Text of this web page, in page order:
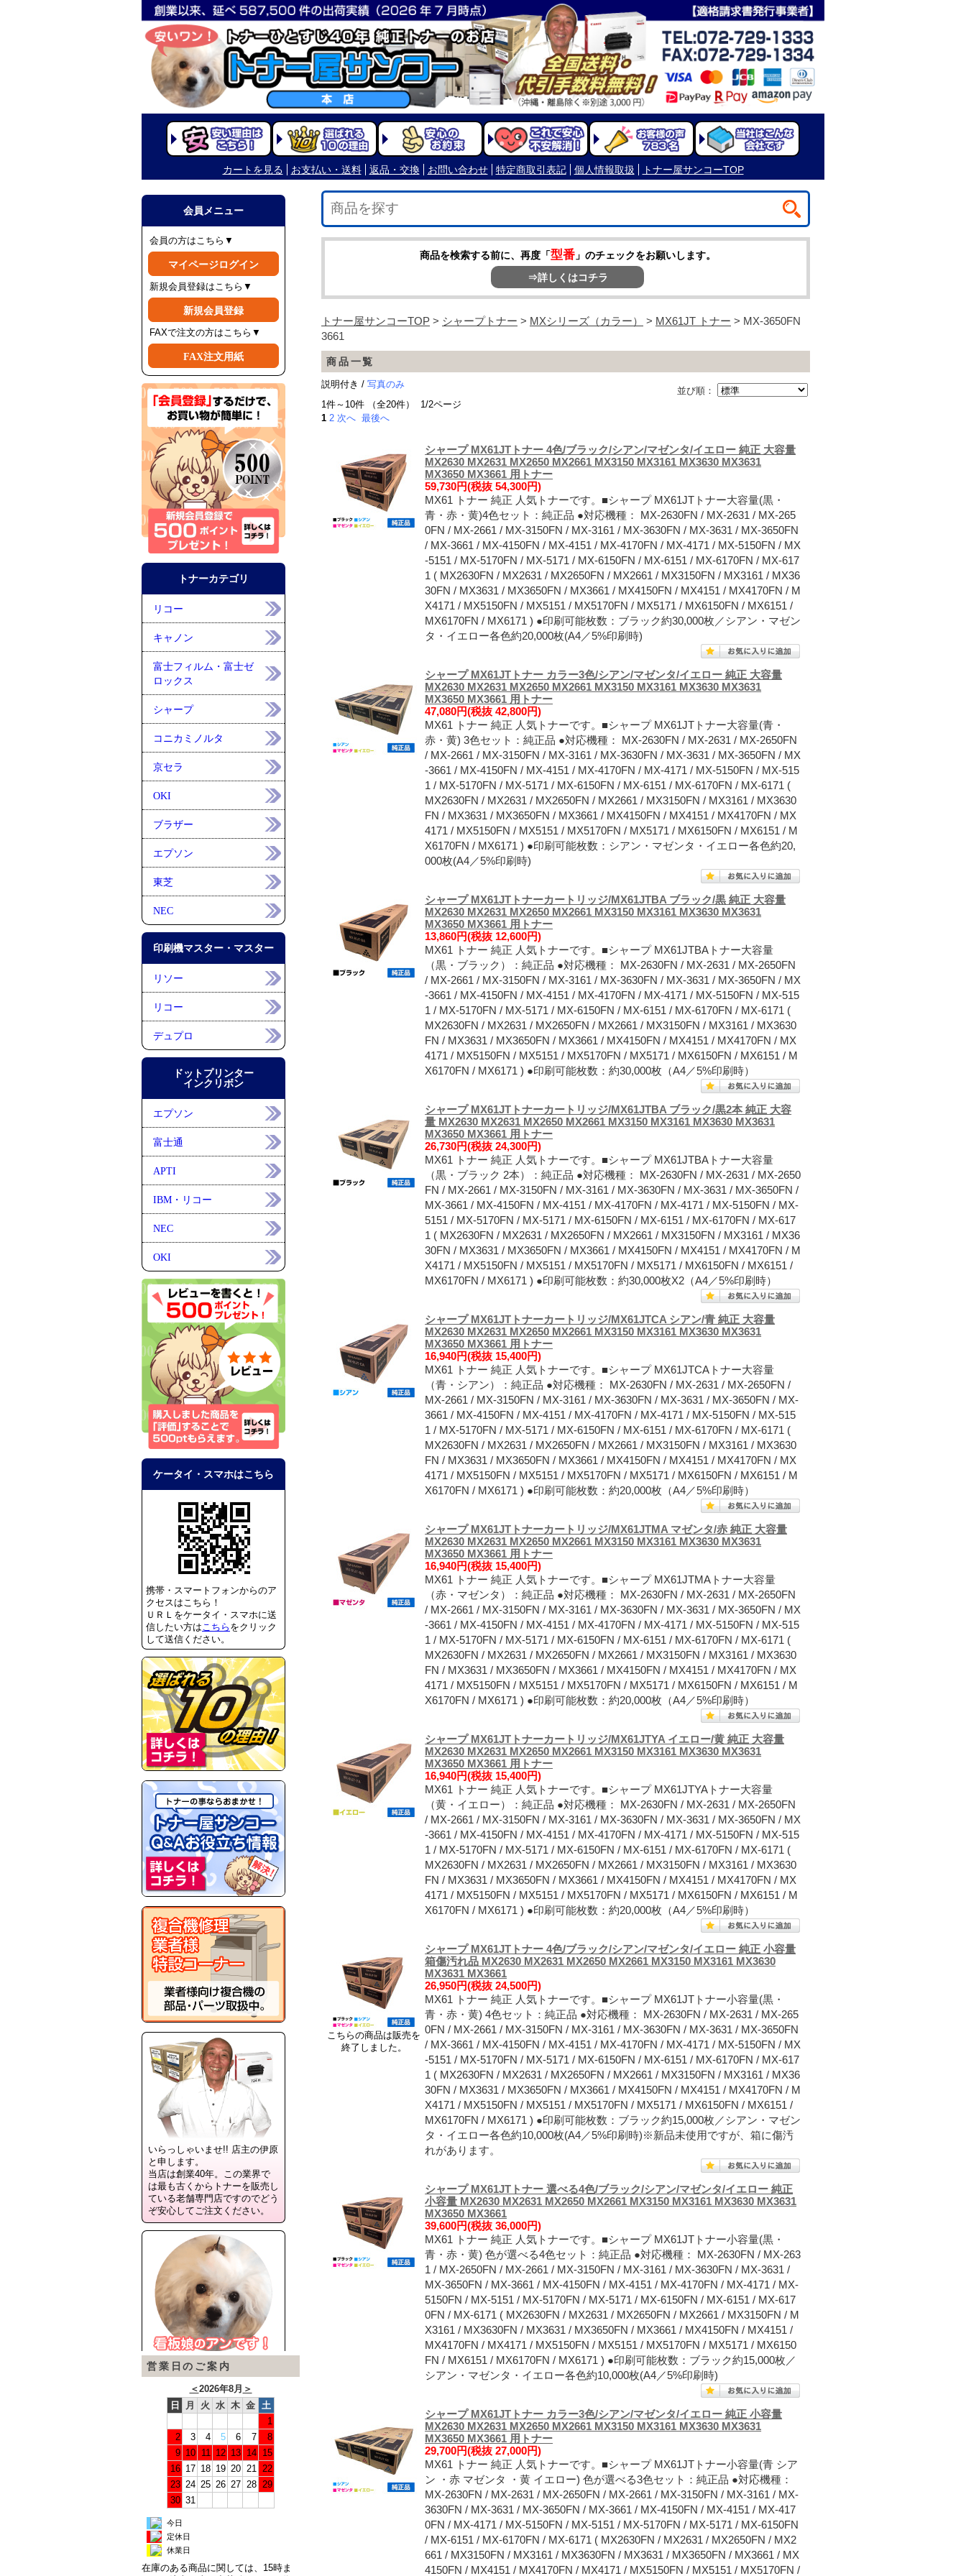
営業日のご案内
＜2026年8月 ＞
日
月 火 水 木 金 土
1
2
3 4 5 6 7
8
9 10 11 12 13 14 15
16 17 18 19 20 21 22
23 24 25 26 27 28 29
30 31
今日
定休日
休業日
在庫のある商品に関しては、15時ま
商品を検索する前に、再度「型番」のチェックをお願いします。
⇒詳しくはコチラ
トナー屋サンコーTOP > シャープトナー > MXシリーズ（カラー） > MX61JT トナー > MX-3650FN
3661
商品一覧
並び順：
説明付き / 写真のみ
1件～10件 （全20件） 1/2ページ
1 2 次へ 最後へ
シャープ MX61JTトナー 4色/ブラック/シアン/マゼンタ/イエロー 純正 大容量
MX2630 MX2631 MX2650 MX2661 MX3150 MX3161 MX3630 MX3631
MX3650 MX3661 用トナー
59,730円(税抜 54,300円)
MX61 トナー 純正 人気トナーです。■シャープ MX61JTトナー大容量(黒・
青・赤・黄)4色セット：純正品 ●対応機種： MX-2630FN / MX-2631 / MX-265
0FN / MX-2661 / MX-3150FN / MX-3161 / MX-3630FN / MX-3631 / MX-3650FN
/ MX-3661 / MX-4150FN / MX-4151 / MX-4170FN / MX-4171 / MX-5150FN / MX
-5151 / MX-5170FN / MX-5171 / MX-6150FN / MX-6151 / MX-6170FN / MX-617
1 ( MX2630FN / MX2631 / MX2650FN / MX2661 / MX3150FN / MX3161 / MX36
30FN / MX3631 / MX3650FN / MX3661 / MX4150FN / MX4151 / MX4170FN / M
X4171 / MX5150FN / MX5151 / MX5170FN / MX5171 / MX6150FN / MX6151 /
MX6170FN / MX6171 ) ●印刷可能枚数：ブラック約30,000枚／シアン・マゼン
タ・イエロー各色約20,000枚(A4／5%印刷時)
シャープ MX61JTトナー カラー3色/シアン/マゼンタ/イエロー 純正 大容量
MX2630 MX2631 MX2650 MX2661 MX3150 MX3161 MX3630 MX3631
MX3650 MX3661 用トナー
47,080円(税抜 42,800円)
MX61 トナー 純正 人気トナーです。■シャープ MX61JTトナー大容量(青・
赤・黄) 3色セット：純正品 ●対応機種： MX-2630FN / MX-2631 / MX-2650FN
/ MX-2661 / MX-3150FN / MX-3161 / MX-3630FN / MX-3631 / MX-3650FN / MX
-3661 / MX-4150FN / MX-4151 / MX-4170FN / MX-4171 / MX-5150FN / MX-515
1 / MX-5170FN / MX-5171 / MX-6150FN / MX-6151 / MX-6170FN / MX-6171 (
MX2630FN / MX2631 / MX2650FN / MX2661 / MX3150FN / MX3161 / MX3630
FN / MX3631 / MX3650FN / MX3661 / MX4150FN / MX4151 / MX4170FN / MX
4171 / MX5150FN / MX5151 / MX5170FN / MX5171 / MX6150FN / MX6151 / M
X6170FN / MX6171 ) ●印刷可能枚数：シアン・マゼンタ・イエロー各色約20,
000枚(A4／5%印刷時)
シャープ MX61JTトナーカートリッジ/MX61JTBA ブラック/黒 純正 大容量
MX2630 MX2631 MX2650 MX2661 MX3150 MX3161 MX3630 MX3631
MX3650 MX3661 用トナー
13,860円(税抜 12,600円)
MX61 トナー 純正 人気トナーです。■シャープ MX61JTBAトナー大容量
（黒・ブラック）：純正品 ●対応機種： MX-2630FN / MX-2631 / MX-2650FN
/ MX-2661 / MX-3150FN / MX-3161 / MX-3630FN / MX-3631 / MX-3650FN / MX
-3661 / MX-4150FN / MX-4151 / MX-4170FN / MX-4171 / MX-5150FN / MX-515
1 / MX-5170FN / MX-5171 / MX-6150FN / MX-6151 / MX-6170FN / MX-6171 (
MX2630FN / MX2631 / MX2650FN / MX2661 / MX3150FN / MX3161 / MX3630
FN / MX3631 / MX3650FN / MX3661 / MX4150FN / MX4151 / MX4170FN / MX
4171 / MX5150FN / MX5151 / MX5170FN / MX5171 / MX6150FN / MX6151 / M
X6170FN / MX6171 ) ●印刷可能枚数：約30,000枚（A4／5%印刷時）
シャープ MX61JTトナーカートリッジ/MX61JTBA ブラック/黒2本 純正 大容
量 MX2630 MX2631 MX2650 MX2661 MX3150 MX3161 MX3630 MX3631
MX3650 MX3661 用トナー
26,730円(税抜 24,300円)
MX61 トナー 純正 人気トナーです。■シャープ MX61JTBAトナー大容量
（黒・ブラック 2本）：純正品 ●対応機種： MX-2630FN / MX-2631 / MX-2650
FN / MX-2661 / MX-3150FN / MX-3161 / MX-3630FN / MX-3631 / MX-3650FN /
MX-3661 / MX-4150FN / MX-4151 / MX-4170FN / MX-4171 / MX-5150FN / MX-
5151 / MX-5170FN / MX-5171 / MX-6150FN / MX-6151 / MX-6170FN / MX-617
1 ( MX2630FN / MX2631 / MX2650FN / MX2661 / MX3150FN / MX3161 / MX36
30FN / MX3631 / MX3650FN / MX3661 / MX4150FN / MX4151 / MX4170FN / M
X4171 / MX5150FN / MX5151 / MX5170FN / MX5171 / MX6150FN / MX6151 /
MX6170FN / MX6171 ) ●印刷可能枚数：約30,000枚X2（A4／5%印刷時）
シャープ MX61JTトナーカートリッジ/MX61JTCA シアン/青 純正 大容量
MX2630 MX2631 MX2650 MX2661 MX3150 MX3161 MX3630 MX3631
MX3650 MX3661 用トナー
16,940円(税抜 15,400円)
MX61 トナー 純正 人気トナーです。■シャープ MX61JTCAトナー大容量
（青・シアン）：純正品 ●対応機種： MX-2630FN / MX-2631 / MX-2650FN /
MX-2661 / MX-3150FN / MX-3161 / MX-3630FN / MX-3631 / MX-3650FN / MX-
3661 / MX-4150FN / MX-4151 / MX-4170FN / MX-4171 / MX-5150FN / MX-515
1 / MX-5170FN / MX-5171 / MX-6150FN / MX-6151 / MX-6170FN / MX-6171 (
MX2630FN / MX2631 / MX2650FN / MX2661 / MX3150FN / MX3161 / MX3630
FN / MX3631 / MX3650FN / MX3661 / MX4150FN / MX4151 / MX4170FN / MX
4171 / MX5150FN / MX5151 / MX5170FN / MX5171 / MX6150FN / MX6151 / M
X6170FN / MX6171 ) ●印刷可能枚数：約20,000枚（A4／5%印刷時）
シャープ MX61JTトナーカートリッジ/MX61JTMA マゼンタ/赤 純正 大容量
MX2630 MX2631 MX2650 MX2661 MX3150 MX3161 MX3630 MX3631
MX3650 MX3661 用トナー
16,940円(税抜 15,400円)
MX61 トナー 純正 人気トナーです。■シャープ MX61JTMAトナー大容量
（赤・マゼンタ）：純正品 ●対応機種： MX-2630FN / MX-2631 / MX-2650FN
/ MX-2661 / MX-3150FN / MX-3161 / MX-3630FN / MX-3631 / MX-3650FN / MX
-3661 / MX-4150FN / MX-4151 / MX-4170FN / MX-4171 / MX-5150FN / MX-515
1 / MX-5170FN / MX-5171 / MX-6150FN / MX-6151 / MX-6170FN / MX-6171 (
MX2630FN / MX2631 / MX2650FN / MX2661 / MX3150FN / MX3161 / MX3630
FN / MX3631 / MX3650FN / MX3661 / MX4150FN / MX4151 / MX4170FN / MX
4171 / MX5150FN / MX5151 / MX5170FN / MX5171 / MX6150FN / MX6151 / M
X6170FN / MX6171 ) ●印刷可能枚数：約20,000枚（A4／5%印刷時）
シャープ MX61JTトナーカートリッジ/MX61JTYA イエロー/黄 純正 大容量
MX2630 MX2631 MX2650 MX2661 MX3150 MX3161 MX3630 MX3631
MX3650 MX3661 用トナー
16,940円(税抜 15,400円)
MX61 トナー 純正 人気トナーです。■シャープ MX61JTYAトナー大容量
（黄・イエロー）：純正品 ●対応機種： MX-2630FN / MX-2631 / MX-2650FN
/ MX-2661 / MX-3150FN / MX-3161 / MX-3630FN / MX-3631 / MX-3650FN / MX
-3661 / MX-4150FN / MX-4151 / MX-4170FN / MX-4171 / MX-5150FN / MX-515
1 / MX-5170FN / MX-5171 / MX-6150FN / MX-6151 / MX-6170FN / MX-6171 (
MX2630FN / MX2631 / MX2650FN / MX2661 / MX3150FN / MX3161 / MX3630
FN / MX3631 / MX3650FN / MX3661 / MX4150FN / MX4151 / MX4170FN / MX
4171 / MX5150FN / MX5151 / MX5170FN / MX5171 / MX6150FN / MX6151 / M
X6170FN / MX6171 ) ●印刷可能枚数：約20,000枚（A4／5%印刷時）
こちらの商品は販売を
終了しました。
シャープ MX61JTトナー 4色/ブラック/シアン/マゼンタ/イエロー 純正 小容量
箱傷汚れ品 MX2630 MX2631 MX2650 MX2661 MX3150 MX3161 MX3630
MX3631 MX3661
26,950円(税抜 24,500円)
MX61 トナー 純正 人気トナーです。■シャープ MX61JTトナー小容量(黒・
青・赤・黄) 4色セット：純正品 ●対応機種： MX-2630FN / MX-2631 / MX-265
0FN / MX-2661 / MX-3150FN / MX-3161 / MX-3630FN / MX-3631 / MX-3650FN
/ MX-3661 / MX-4150FN / MX-4151 / MX-4170FN / MX-4171 / MX-5150FN / MX
-5151 / MX-5170FN / MX-5171 / MX-6150FN / MX-6151 / MX-6170FN / MX-617
1 ( MX2630FN / MX2631 / MX2650FN / MX2661 / MX3150FN / MX3161 / MX36
30FN / MX3631 / MX3650FN / MX3661 / MX4150FN / MX4151 / MX4170FN / M
X4171 / MX5150FN / MX5151 / MX5170FN / MX5171 / MX6150FN / MX6151 /
MX6170FN / MX6171 ) ●印刷可能枚数：ブラック約15,000枚／シアン・マゼン
タ・イエロー各色約10,000枚(A4／5%印刷時)※新品未使用ですが、箱に傷汚
れがあります。
シャープ MX61JTトナー 選べる4色/ブラック/シアン/マゼンタ/イエロー 純正
小容量 MX2630 MX2631 MX2650 MX2661 MX3150 MX3161 MX3630 MX3631
MX3650 MX3661
39,600円(税抜 36,000円)
MX61 トナー 純正 人気トナーです。■シャープ MX61JTトナー小容量(黒・
青・赤・黄) 色が選べる4色セット：純正品 ●対応機種： MX-2630FN / MX-263
1 / MX-2650FN / MX-2661 / MX-3150FN / MX-3161 / MX-3630FN / MX-3631 /
MX-3650FN / MX-3661 / MX-4150FN / MX-4151 / MX-4170FN / MX-4171 / MX-
5150FN / MX-5151 / MX-5170FN / MX-5171 / MX-6150FN / MX-6151 / MX-617
0FN / MX-6171 ( MX2630FN / MX2631 / MX2650FN / MX2661 / MX3150FN / M
X3161 / MX3630FN / MX3631 / MX3650FN / MX3661 / MX4150FN / MX4151 /
MX4170FN / MX4171 / MX5150FN / MX5151 / MX5170FN / MX5171 / MX6150
FN / MX6151 / MX6170FN / MX6171 ) ●印刷可能枚数：ブラック約15,000枚／
シアン・マゼンタ・イエロー各色約10,000枚(A4／5%印刷時)
シャープ MX61JTトナー カラー3色/シアン/マゼンタ/イエロー 純正 小容量
MX2630 MX2631 MX2650 MX2661 MX3150 MX3161 MX3630 MX3631
MX3650 MX3661 用トナー
29,700円(税抜 27,000円)
MX61 トナー 純正 人気トナーです。■シャープ MX61JTトナー小容量(青 シア
ン ・赤 マゼンタ ・黄 イエロー) 色が選べる3色セット：純正品 ●対応機種：
MX-2630FN / MX-2631 / MX-2650FN / MX-2661 / MX-3150FN / MX-3161 / MX-
3630FN / MX-3631 / MX-3650FN / MX-3661 / MX-4150FN / MX-4151 / MX-417
0FN / MX-4171 / MX-5150FN / MX-5151 / MX-5170FN / MX-5171 / MX-6150FN
/ MX-6151 / MX-6170FN / MX-6171 ( MX2630FN / MX2631 / MX2650FN / MX2
661 / MX3150FN / MX3161 / MX3630FN / MX3631 / MX3650FN / MX3661 / MX
4150FN / MX4151 / MX4170FN / MX4171 / MX5150FN / MX5151 / MX5170FN /